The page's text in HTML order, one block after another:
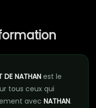
DE NATHAN est le
tous ceux qui
avec NATHAN.